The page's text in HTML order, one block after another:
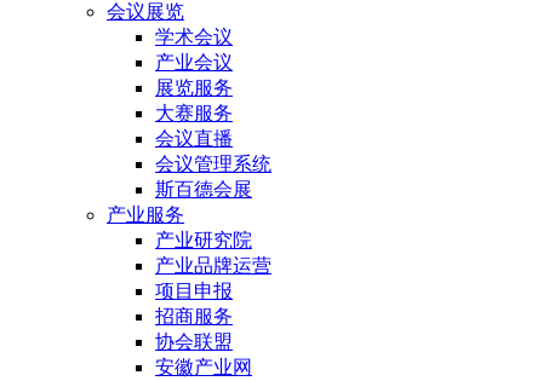
会议展览
学术会议
产业会议
展览服务
大赛服务
会议直播
会议管理系统
斯百德会展
产业服务
产业研究院
产业品牌运营
项目申报
招商服务
协会联盟
安徽产业网